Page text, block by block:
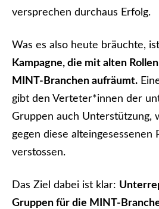
versprechen durchaus Erfolg.
Was es also heute bräuchte,
Kampagne, die mit alten
MINT-Branchen aufräumt.
gibt den Verteter*innen der
Gruppen auch Unterstützung,
gegen diese alteingesessenen
verstossen.
Das Ziel dabei ist klar:
Gruppen für die MINT-